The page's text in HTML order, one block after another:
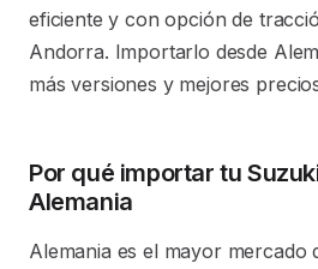
eficiente y con opción de
Andorra. Importarlo desde
más versiones y mejores
Por qué importar tu
Alemania
Alemania es el mayor mercado